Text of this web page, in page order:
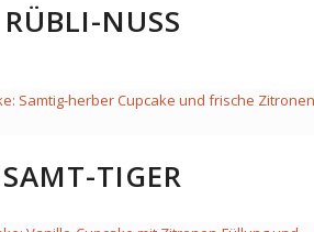
RÜBLI-NUSS
SAMT-TIGER